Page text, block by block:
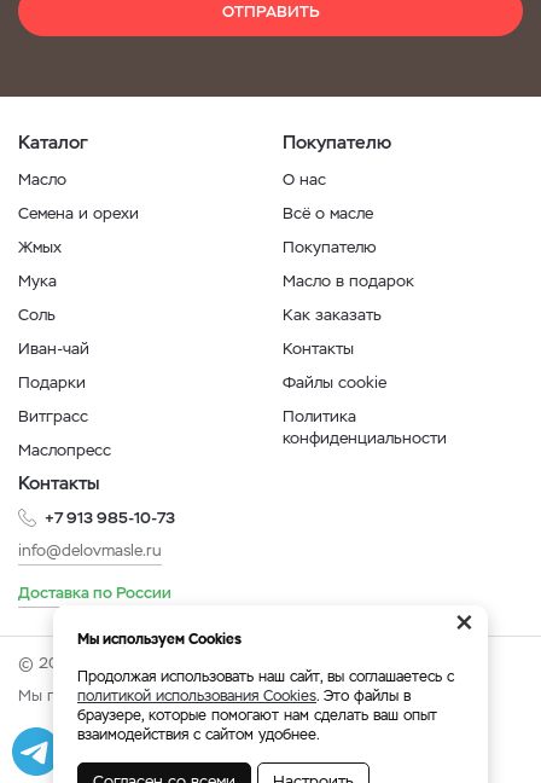
ОТПРАВИТЬ
Каталог
Масло
Семена и орехи
Жмых
Мука
Соль
Иван-чай
Подарки
Витграсс
Маслопресс
Покупателю
О нас
Всё о масле
Покупателю
Масло в подарок
Как заказать
Контакты
Файлы cookie
Политика
конфиденциальности
Контакты
+7 913 985-10-73
info@delovmasle.ru
Доставка по России
© 2026 Интернет-магазин "Дело в масле".
Мы принимаем:
Разработка Веб-аналитика
×
Мы используем Cookies
Продолжая использовать наш сайт, вы соглашаетесь с
политикой использования Cookies. Это файлы в
браузере, которые помогают нам сделать ваш опыт
взаимодействия с сайтом удобнее.